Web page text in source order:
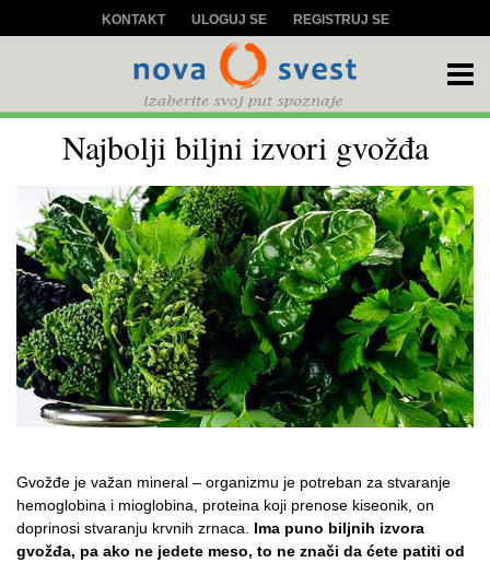
KONTAKT ULOGUJ SE REGISTRUJ SE
Najbolji biljni izvori gvožđa
Gvožđe je važan mineral – organizmu je potreban za stvaranje
hemoglobina i mioglobina, proteina koji prenose kiseonik, on
doprinosi stvaranju krvnih zrnaca. Ima puno biljnih izvora
gvožđa, pa ako ne jedete meso, to ne znači da ćete patiti od